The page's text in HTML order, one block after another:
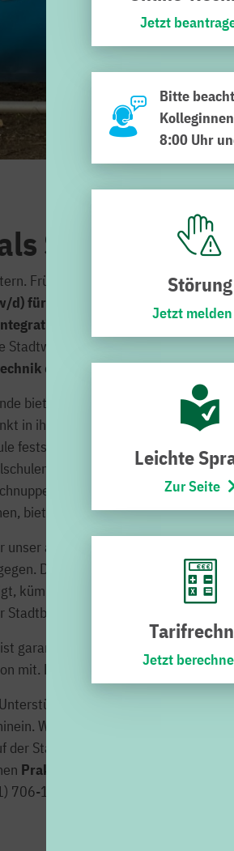
Sprungbrett
Früh übt sich heute, wer ein
d) für Bäderbetriebe
bei den
weitere interessante
oder derIndustriekaufmann
bietet sich an, um sich erste
in ihrem jungen Leben, und es
feststellt, dass er eher nicht
(BORS) oder Gymnasien
Eine Ausbildung bei den
bieten auch zahlreiche
aller Zukunft. Die Stadtwerke
Die Stadtwerke verantworten
kümmern sich in Bruchsal um die
garantiert. Wer hier eine Ausbildung
mit. Das Motto: „Unser Werk. Deine
wann immer er sie
Wer sich eine berufliche Zukunft
Stadtwerke-Homepage unter
Praktikum
706-198.
Jetzt
Bitte
8:00 Uhr
Störung
Jetzt melden
Leichte
Zur Seite
Jetzt